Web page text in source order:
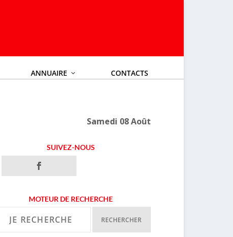
ANNUAIRE CONTACTS
Samedi 08 Août
SUIVEZ-NOUS
MOTEUR DE RECHERCHE